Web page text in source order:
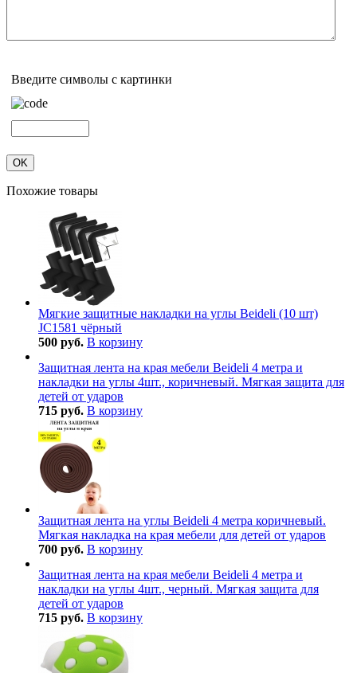
Введите символы с картинки
Похожие товары
Мягкие защитные накладки на углы Beideli (10 шт)
JC1581 чёрный
500 руб. В корзину
Защитная лента на края мебели Beideli 4 метра и
накладки на углы 4шт., коричневый. Мягкая защита для
детей от ударов
715 руб. В корзину
Защитная лента на углы Beideli 4 метра коричневый.
Мягкая накладка на края мебели для детей от ударов
700 руб. В корзину
Защитная лента на края мебели Beideli 4 метра и
накладки на углы 4шт., черный. Мягкая защита для
детей от ударов
715 руб. В корзину